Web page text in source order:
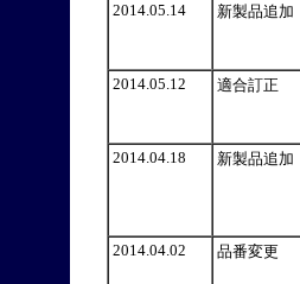
2014.05.14
新製品追加
2014.05.12
適合訂正
2014.04.18
新製品追加
2014.04.02 品番変更